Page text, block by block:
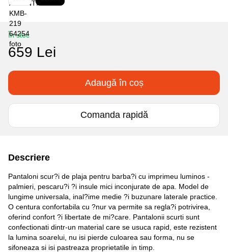
În stoc
659 Lei
Adaugă în coș
Comanda rapidă
Descriere
Pantaloni scur?i de plaja pentru barba?i cu imprimeu luminos -
palmieri, pescaru?i ?i insule mici inconjurate de apa. Model de
lungime universala, inal?ime medie ?i buzunare laterale practice.
O centura confortabila cu ?nur va permite sa regla?i potrivirea,
oferind confort ?i libertate de mi?care. Pantalonii scurti sunt
confectionati dintr-un material care se usuca rapid, este rezistent
la lumina soarelui, nu isi pierde culoarea sau forma, nu se
sifoneaza si isi pastreaza proprietatile in timp.